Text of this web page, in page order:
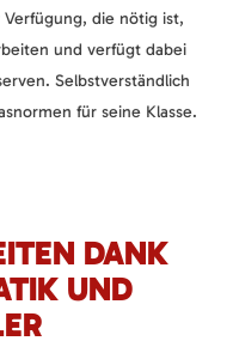
die nötig ist,
und verfügt dabei
Selbstverständlich
für seine Klasse.
DANK
UND